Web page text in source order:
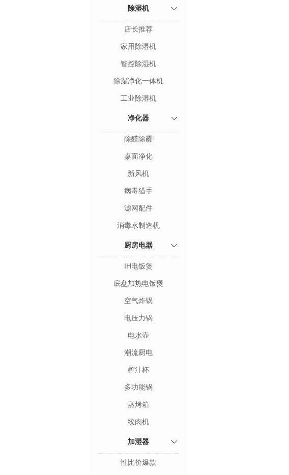
除湿机
店长推荐
家用除湿机
智控除湿机
除湿净化一体机
工业除湿机
净化器
除醛除霾
桌面净化
新风机
病毒猎手
滤网配件
消毒水制造机
厨房电器
IH电饭煲
底盘加热电饭煲
空气炸锅
电压力锅
电水壶
潮流厨电
榨汁杯
多功能锅
蒸烤箱
绞肉机
加湿器
性比价爆款